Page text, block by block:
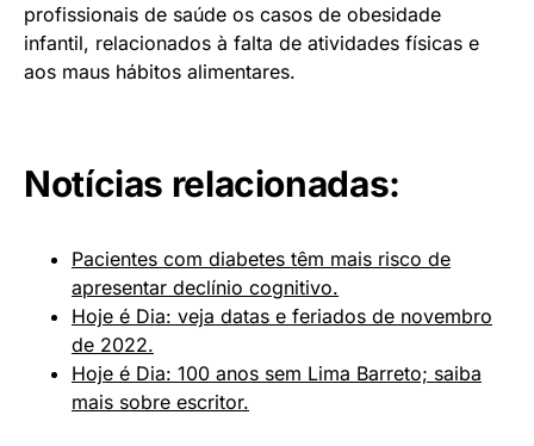
profissionais de saúde os casos de obesidade
infantil, relacionados à falta de atividades físicas e
aos maus hábitos alimentares.
Notícias relacionadas:
Pacientes com diabetes têm mais risco de
apresentar declínio cognitivo.
Hoje é Dia: veja datas e feriados de novembro
de 2022.
Hoje é Dia: 100 anos sem Lima Barreto; saiba
mais sobre escritor.